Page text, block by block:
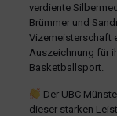
verdiente
Brümmer und
Vizemeisterschaft
Auszeichnung für
Basketballsport.
Der UBC
dieser starken